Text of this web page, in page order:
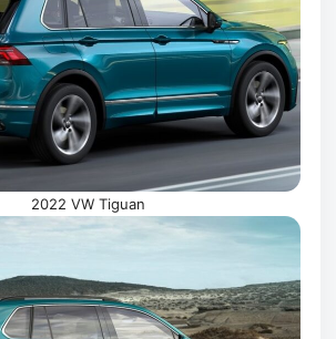
2022 VW Tiguan